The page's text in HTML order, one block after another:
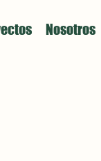
Nosotros